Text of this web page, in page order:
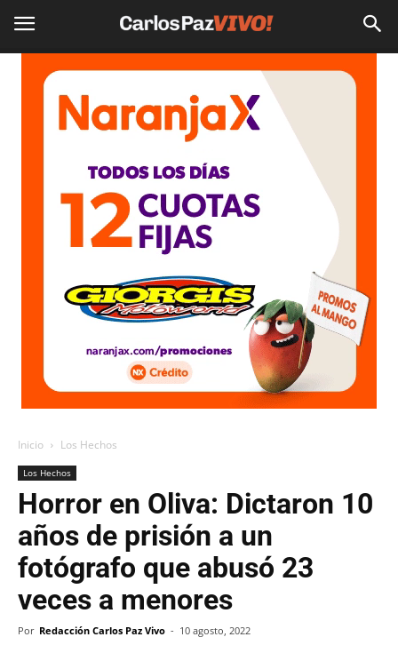
Inicio Los Hechos
Los Hechos
Horror en Oliva: Dictaron 10
años de prisión a un
fotógrafo que abusó 23
veces a menores
Por Redacción Carlos Paz Vivo - 10 agosto, 2022